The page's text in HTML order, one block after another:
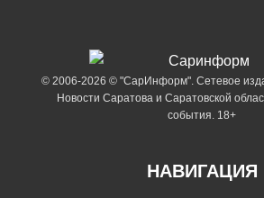
© 2006-2026 © "СарИнформ". Сетевое
Новости Саратова и Саратовской
события. 18+
НАВИГАЦИЯ